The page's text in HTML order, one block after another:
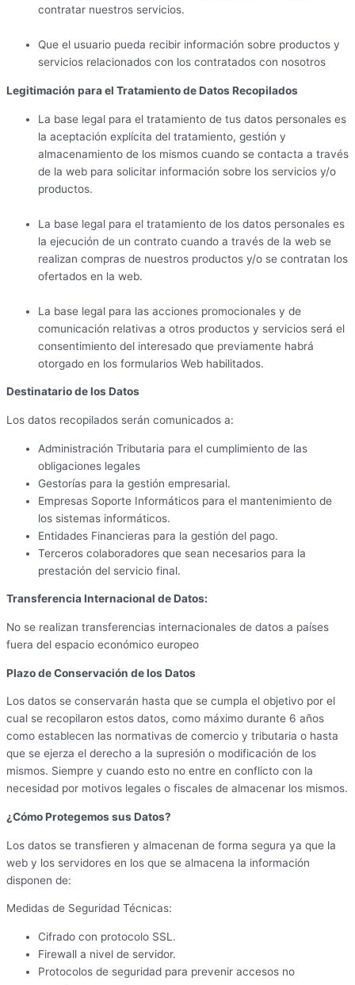
contratar nuestros servicios.
Que el usuario pueda recibir información sobre productos y
servicios relacionados con los contratados con nosotros
Legitimación para el Tratamiento de Datos Recopilados
La base legal para el tratamiento de tus datos personales es
la aceptación explícita del tratamiento, gestión y
almacenamiento de los mismos cuando se contacta a través
de la web para solicitar información sobre los servicios y/o
productos.
La base legal para el tratamiento de los datos personales es
la ejecución de un contrato cuando a través de la web se
realizan compras de nuestros productos y/o se contratan los
ofertados en la web.
La base legal para las acciones promocionales y de
comunicación relativas a otros productos y servicios será el
consentimiento del interesado que previamente habrá
otorgado en los formularios Web habilitados.
Destinatario de los Datos
Los datos recopilados serán comunicados a:
Administración Tributaria para el cumplimiento de las
obligaciones legales
Gestorías para la gestión empresarial.
Empresas Soporte Informáticos para el mantenimiento de
los sistemas informáticos.
Entidades Financieras para la gestión del pago.
Terceros colaboradores que sean necesarios para la
prestación del servicio final.
Transferencia Internacional de Datos:
No se realizan transferencias internacionales de datos a países
fuera del espacio económico europeo
Plazo de Conservación de los Datos
Los datos se conservarán hasta que se cumpla el objetivo por el
cual se recopilaron estos datos, como máximo durante 6 años
como establecen las normativas de comercio y tributaria o hasta
que se ejerza el derecho a la supresión o modificación de los
mismos. Siempre y cuando esto no entre en conflicto con la
necesidad por motivos legales o fiscales de almacenar los mismos.
¿Cómo Protegemos sus Datos?
Los datos se transfieren y almacenan de forma segura ya que la
web y los servidores en los que se almacena la información
disponen de:
Medidas de Seguridad Técnicas:
Cifrado con protocolo SSL.
Firewall a nivel de servidor.
Protocolos de seguridad para prevenir accesos no